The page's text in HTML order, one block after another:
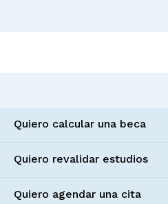
Quiero calcular una beca
Quiero revalidar estudios
Quiero agendar una cita